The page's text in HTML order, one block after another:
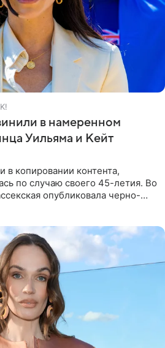
в намеренном
Уильяма и Кейт
в копировании контента,
по случаю своего 45-летия. Во
опубликовала черно-